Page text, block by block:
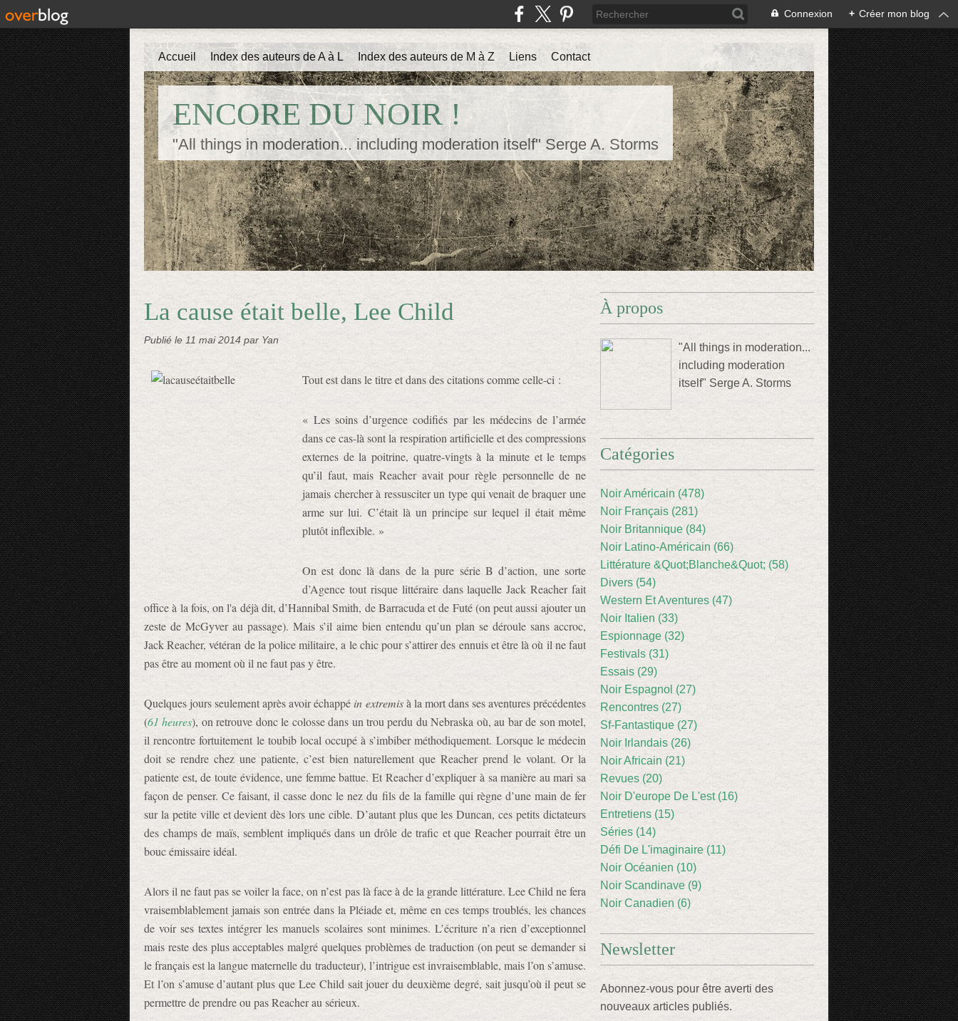
Connexion + Créer mon blog
ENCORE DU NOIR !
"All things in moderation... including moderation itself" Serge A. Storms
Accueil Index des auteurs de A à L Index des auteurs de M à Z Liens Contact
La cause était belle, Lee Child
Publié le 11 mai 2014 par Yan
Tout est dans le titre et dans des citations comme celle-ci :
« Les soins d’urgence codifiés par les médecins de l’armée
dans ce cas-là sont la respiration artificielle et des compressions
externes de la poitrine, quatre-vingts à la minute et le temps
qu’il faut, mais Reacher avait pour règle personnelle de ne
jamais chercher à ressusciter un type qui venait de braquer une
arme sur lui. C’était là un principe sur lequel il était même
plutôt inflexible. »
On est donc là dans de la pure série B d’action, une sorte
d’Agence tout risque littéraire dans laquelle Jack Reacher fait
office à la fois, on l'a déjà dit, d’Hannibal Smith, de Barracuda et de Futé (on peut aussi ajouter un
zeste de McGyver au passage). Mais s’il aime bien entendu qu’un plan se déroule sans accroc,
Jack Reacher, vétéran de la police militaire, a le chic pour s’attirer des ennuis et être là où il ne faut
pas être au moment où il ne faut pas y être.
Quelques jours seulement après avoir échappéin extremisà la mort dans ses aventures précédentes
(61 heures), on retrouve donc le colosse dans un trou perdu du Nebraska où, au bar de son motel,
il rencontre fortuitement le toubib local occupé à s’imbiber méthodiquement. Lorsque le médecin
doit se rendre chez une patiente, c’est bien naturellement que Reacher prend le volant. Or la
patiente est, de toute évidence, une femme battue. Et Reacher d’expliquer à sa manière au mari sa
façon de penser. Ce faisant, il casse donc le nez du fils de la famille qui règne d’une main de fer
sur la petite ville et devient dès lors une cible. D’autant plus que les Duncan, ces petits dictateurs
des champs de maïs, semblent impliqués dans un drôle de trafic et que Reacher pourrait être un
bouc émissaire idéal.
Alors il ne faut pas se voiler la face, on n’est pas là face à de la grande littérature. Lee Child ne fera
vraisemblablement jamais son entrée dans la Pléiade et, même en ces temps troublés, les chances
de voir ses textes intégrer les manuels scolaires sont minimes. L’écriture n’a rien d’exceptionnel
mais reste des plus acceptables malgré quelques problèmes de traduction (on peut se demander si
le français est la langue maternelle du traducteur), l’intrigue est invraisemblable, mais l’on s’amuse.
Et l’on s’amuse d’autant plus que Lee Child sait jouer du deuxième degré, sait jusqu’où il peut se
permettre de prendre ou pas Reacher au sérieux.
À propos
"All things in moderation...
including moderation
itself" Serge A. Storms
Catégories
Noir Américain (478)
Noir Français (281)
Noir Britannique (84)
Noir Latino-Américain (66)
Littérature &Quot;Blanche&Quot; (58)
Divers (54)
Western Et Aventures (47)
Noir Italien (33)
Espionnage (32)
Festivals (31)
Essais (29)
Noir Espagnol (27)
Rencontres (27)
Sf-Fantastique (27)
Noir Irlandais (26)
Noir Africain (21)
Revues (20)
Noir D'europe De L'est (16)
Entretiens (15)
Séries (14)
Défi De L'imaginaire (11)
Noir Océanien (10)
Noir Scandinave (9)
Noir Canadien (6)
Newsletter
Abonnez-vous pour être averti des
nouveaux articles publiés.